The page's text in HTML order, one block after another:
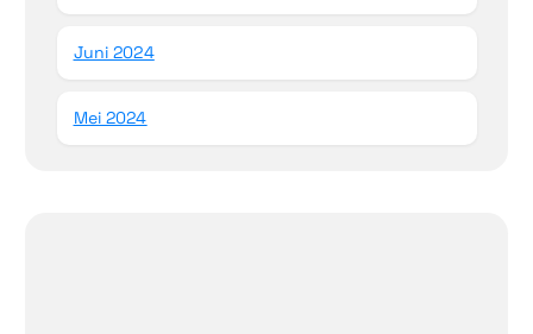
Juni 2024
Mei 2024